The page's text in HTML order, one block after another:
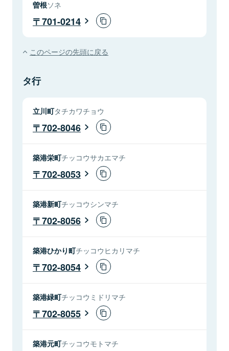
曽根ソネ
701-0214
このページの先頭に戻る
タ行
立川町タチカワチョウ
702-8046
築港栄町チッコウサカエマチ
702-8053
築港新町チッコウシンマチ
702-8056
築港ひかり町チッコウヒカリマチ
702-8054
築港緑町チッコウミドリマチ
702-8055
築港元町チッコウモトマチ